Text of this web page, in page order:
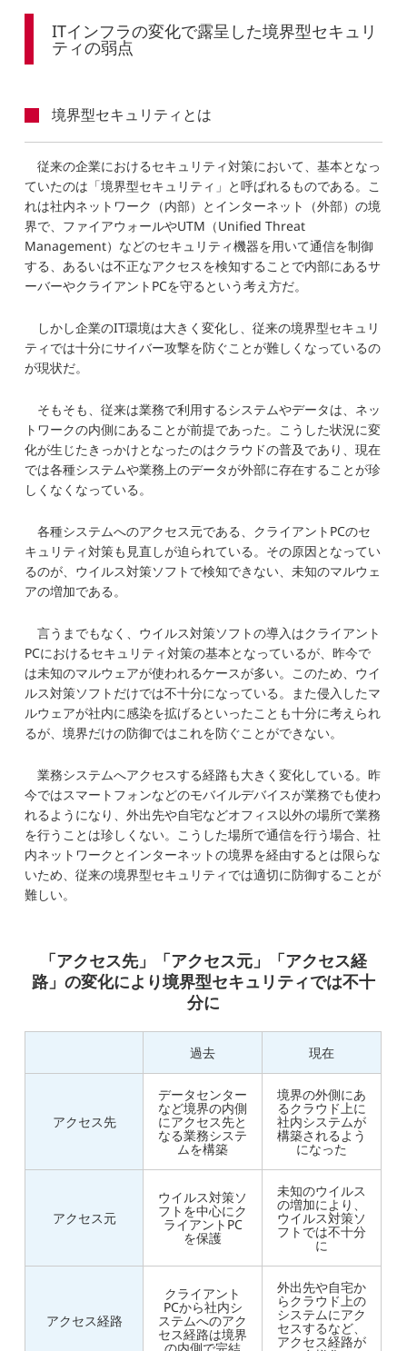
ITインフラの変化で露呈した境界型セキュリ
ティの弱点
境界型セキュリティとは
従来の企業におけるセキュリティ対策において、基本となっ
ていたのは「境界型セキュリティ」と呼ばれるものである。こ
れは社内ネットワーク（内部）とインターネット（外部）の境
界で、ファイアウォールやUTM（Unified Threat
Management）などのセキュリティ機器を用いて通信を制御
する、あるいは不正なアクセスを検知することで内部にあるサ
ーバーやクライアントPCを守るという考え方だ。
しかし企業のIT環境は大きく変化し、従来の境界型セキュリ
ティでは十分にサイバー攻撃を防ぐことが難しくなっているの
が現状だ。
そもそも、従来は業務で利用するシステムやデータは、ネッ
トワークの内側にあることが前提であった。こうした状況に変
化が生じたきっかけとなったのはクラウドの普及であり、現在
では各種システムや業務上のデータが外部に存在することが珍
しくなくなっている。
各種システムへのアクセス元である、クライアントPCのセ
キュリティ対策も見直しが迫られている。その原因となってい
るのが、ウイルス対策ソフトで検知できない、未知のマルウェ
アの増加である。
言うまでもなく、ウイルス対策ソフトの導入はクライアント
PCにおけるセキュリティ対策の基本となっているが、昨今で
は未知のマルウェアが使われるケースが多い。このため、ウイ
ルス対策ソフトだけでは不十分になっている。また侵入したマ
ルウェアが社内に感染を拡げるといったことも十分に考えられ
るが、境界だけの防御ではこれを防ぐことができない。
業務システムへアクセスする経路も大きく変化している。昨
今ではスマートフォンなどのモバイルデバイスが業務でも使わ
れるようになり、外出先や自宅などオフィス以外の場所で業務
を行うことは珍しくない。こうした場所で通信を行う場合、社
内ネットワークとインターネットの境界を経由するとは限らな
いため、従来の境界型セキュリティでは適切に防御することが
難しい。
「アクセス先」「アクセス元」「アクセス経
路」の変化により境界型セキュリティでは不十
分に
過去 現在
アクセス先
データセンター
など境界の内側
にアクセス先と
なる業務システ
ムを構築
境界の外側にあ
るクラウド上に
社内システムが
構築されるよう
になった
アクセス元
ウイルス対策ソ
フトを中心にク
ライアントPC
を保護
未知のウイルス
の増加により、
ウイルス対策ソ
フトでは不十分
に
アクセス経路
クライアント
PCから社内シ
ステムへのアク
セス経路は境界
外出先や自宅か
らクラウド上の
システムにアク
セスするなど、
アクセス経路が